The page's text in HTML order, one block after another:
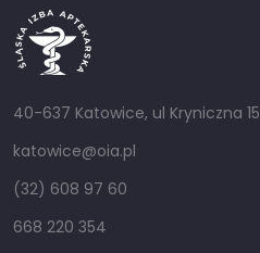
40-637 Katowice, ul Kryniczna 15
katowice@oia.pl
(32) 608 97 60
668 220 354